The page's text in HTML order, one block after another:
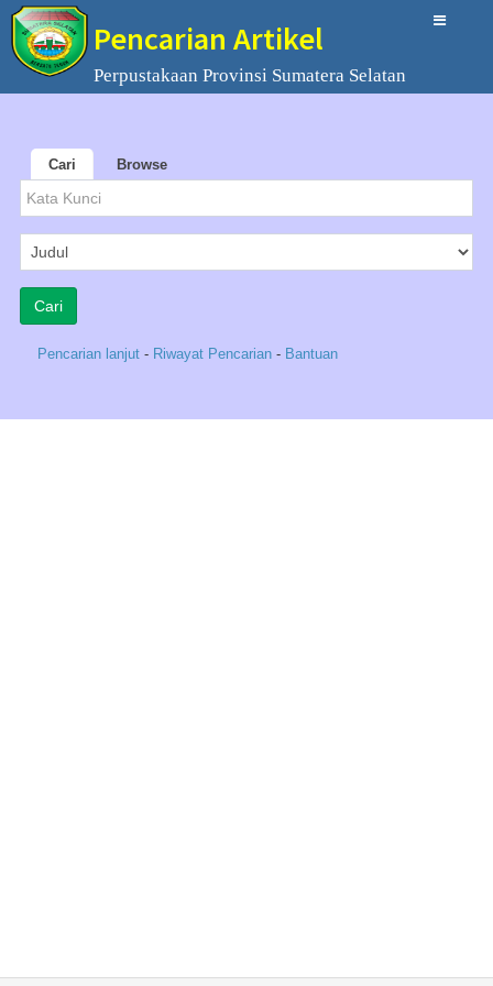
Pencarian Artikel
Perpustakaan Provinsi Sumatera Selatan
Cari Browse
Pencarian lanjut - Riwayat Pencarian - Bantuan